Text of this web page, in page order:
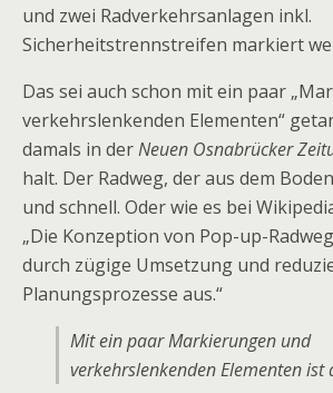
und zwei Radverkehrsanlagen inkl.
Sicherheitstrennstreifen markiert
Das sei auch schon mit ein paar
verkehrslenkenden Elementen“
damals in derNeuen Osnabrücker
halt. Der Radweg, der aus dem
und schnell. Oder wie es bei
„Die Konzeption von Pop-up-
durch zügige Umsetzung und
Planungsprozesse aus.“
Mit ein paar Markierungen und
verkehrslenkenden Elementen ist